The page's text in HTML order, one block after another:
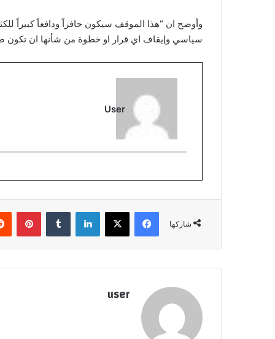
وأوضح ان “هذا الموقف سيكون حافزاً ودافعاً كبيراً
سياسي وإيقاف اي قرار او خطوة من شأنها ان تكون
User
شاركها
فيسبوك ‫X لينكدإن
user